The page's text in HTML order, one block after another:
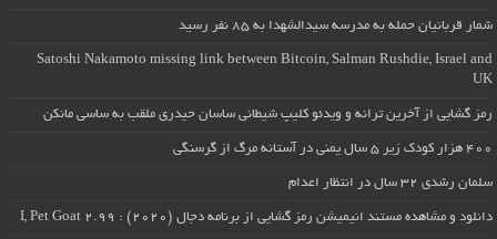
شمار قربانیان حمله به مدرسه سیدالشهدا به ۸۵ نفر رسید
Satoshi Nakamoto missing link between Bitcoin, Salman Rushdie, Israel and
UK
رمز گشایی از آخرین ترانه و ویدئو کلیپ شیطانی ساسان حیدری ملقب به ساسی مانکن
۴۰۰ هزار کودک زیر ۵ سال یمنی در آستانه مرگ از گرسنگی
سلمان رشدی ۳۲ سال در انتظار اعدام
دانلود و مشاهده مستند انیمیشن رمز گشایی از برنامه دجال (۲۰۲۰) : I, Pet Goat 2.99